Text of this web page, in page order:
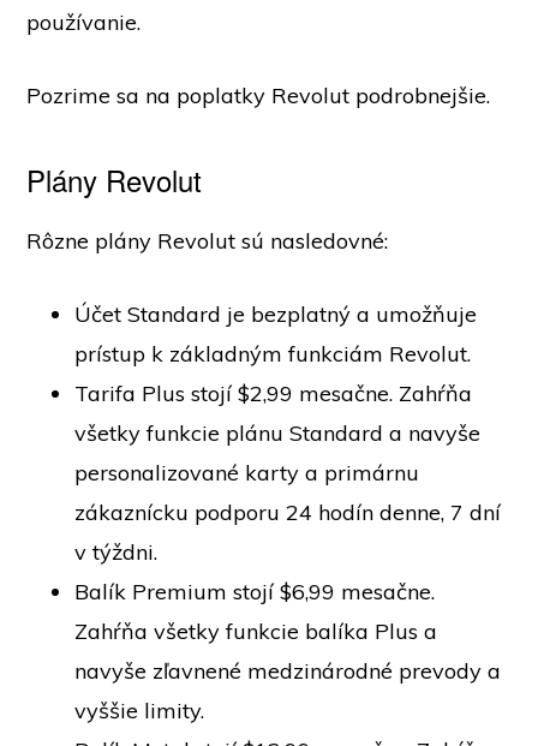
používanie.
Pozrime sa na poplatky Revolut podrobnejšie.
Plány Revolut
Rôzne plány Revolut sú nasledovné:
Účet Standard je bezplatný a umožňuje
prístup k základným funkciám Revolut.
Tarifa Plus stojí $2,99 mesačne. Zahŕňa
všetky funkcie plánu Standard a navyše
personalizované karty a primárnu
zákaznícku podporu 24 hodín denne, 7 dní
v týždni.
Balík Premium stojí $6,99 mesačne.
Zahŕňa všetky funkcie balíka Plus a
navyše zľavnené medzinárodné prevody a
vyššie limity.